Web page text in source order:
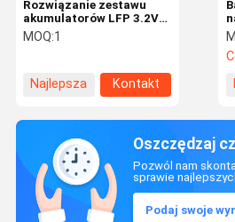
Rozwiązanie zestawu
akumulatorów LFP 3.2V
200Ah z serią 16S1P i
trybem równoległym
MOQ:1
Najlepsza
Kontakt
Oszczędzaj
Pozwól nam
sprawie
Podaj swoje